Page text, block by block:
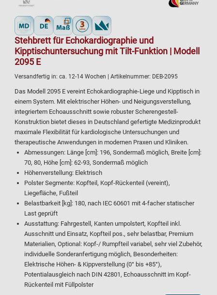
Stehbrett für Echokardiographie und
Kipptischuntersuchung mit Tilt-Funktion | Modell
2095 E
Versandfertig in: ca. 12-14 Wochen | Artikelnummer: DEB-2095
Das Modell 2095 E vereint Echokardiographie-Liege und Kipptisch in
einem System. Mit elektrischer Höhen- und Neigungsverstellung,
integriertem Echoausschnitt sowie robuster Scherengestell-
Konstruktion bietet dieses in Deutschland gefertigte Medizinprodukt
maximale Flexibilität für kardiologische Untersuchungen und
therapeutische Anwendungen in modernen Praxen und Kliniken.
Abmessungen: Länge [cm]: 196, Sondermaß möglich, Breite [cm]:
70, 80, Höhe [cm]: 62-93, Sondermaß möglich
Höhenverstellung: Elektrisch
Polster Segmente: Kopfteil, Kopf-Rückenteil (vereint),
Liegefläche, Fußteil
Belastbarkeit [kg]: 180, nach IEC 60601 mit 4-facher statischer
Last geprüft
Ausstattung: Fahrgestell, Kanten umpolstert, Kopfteil inkl.
Ausschnitt und Einsatz, Kopfteil pos., sehr belastbar, Premium
Materialien, Optional: Kopf-/ Rumpfteil variabel, sehr viel Zubehör,
individuelle Sonderanfertigung möglich, Besonderheiten:
Elektrische Höhen- & Kippverstellung (0° bis +85°),
Potentialausgleich nach DIN 42801, Echoausschnitt im Kopf-
Rückenteil mit Füllpolster